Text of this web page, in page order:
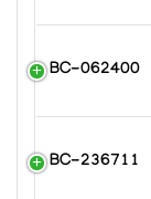
BC-062400
BC-236711